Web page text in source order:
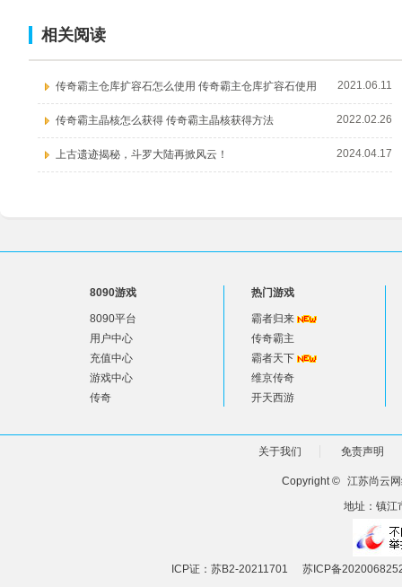
相关阅读
传奇霸主仓库扩容石怎么使用 传奇霸主仓库扩容石使用 2021.06.11
传奇霸主晶核怎么获得 传奇霸主晶核获得方法 2022.02.26
上古遗迹揭秘，斗罗大陆再掀风云！ 2024.04.17
8090游戏
8090平台
用户中心
充值中心
游戏中心
传奇
热门游戏
霸者归来
传奇霸主
霸者天下
维京传奇
开天西游
关于我们 免责声明
Copyright © 江苏尚云
地址：镇江
ICP证：苏B2-20211701 苏ICP备